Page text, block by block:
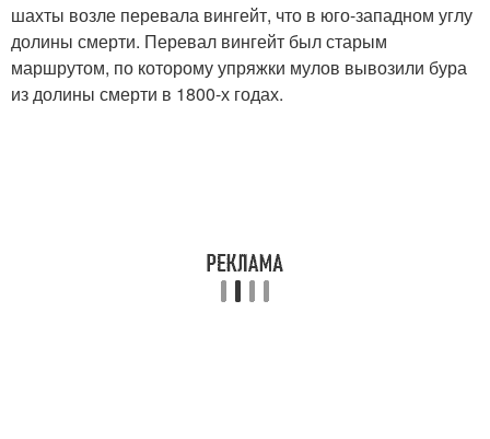
шахты возле перевала вингейт, что в юго-западном углу
долины смерти. Перевал вингейт был старым
маршрутом, по которому упряжки мулов вывозили бура
из долины смерти в 1800-х годах.